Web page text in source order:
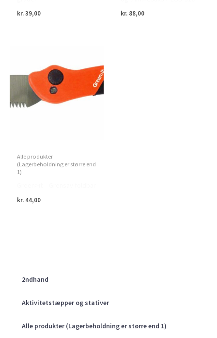
2ndhand
Aktivitetstæpper og stativer
Alle produkter (Lagerbeholdning er større end 1)
kr.39,00 kr. 88,00
Alle produkter
(Lagerbeholdning er større end
1)
kr. 44,00